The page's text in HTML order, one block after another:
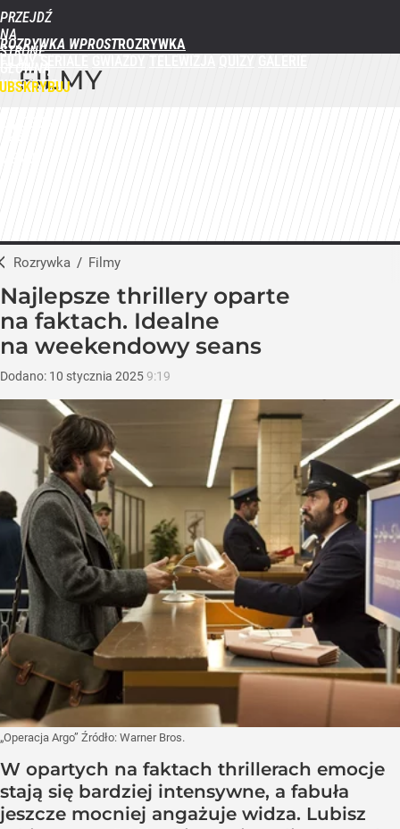
PRZEJDŹ
NA
STRONĘ
GŁÓWNĄ
WPROST.PL
ROZRYWKA WPROST
FILMY
Rozrywka / Filmy
Najlepsze thrillery oparte
na faktach. Idealne
na weekendowy seans
Dodano: 10 stycznia 2025 9:19
„Operacja Argo” Źródło: Warner Bros.
W opartych na faktach thrillerach emocje
stają się bardziej intensywne, a fabuła
jeszcze mocniej angażuje widza. Lubisz